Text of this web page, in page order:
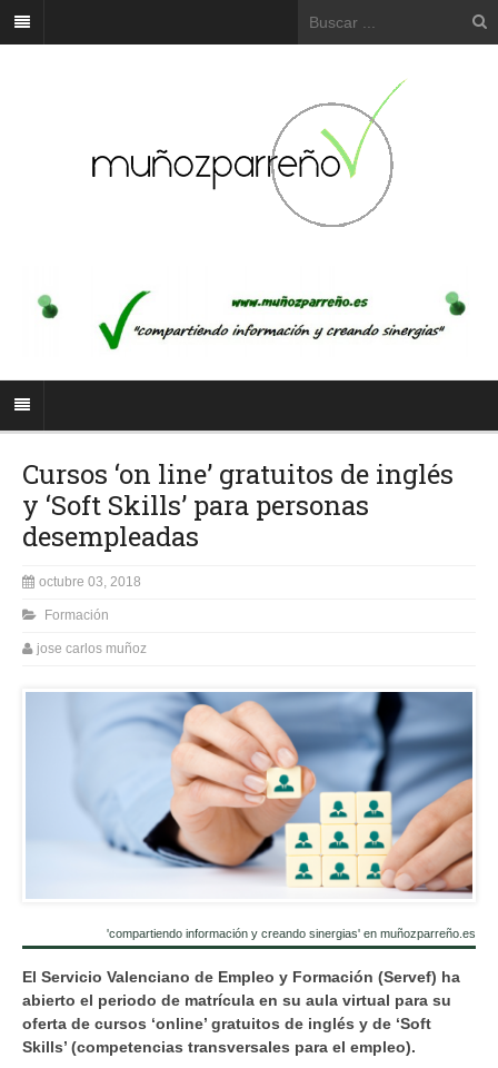
Cursos ‘on line’ gratuitos de inglés
y ‘Soft Skills’ para personas
desempleadas
octubre 03, 2018
Formación
jose carlos muñoz
'compartiendo información y creando sinergias' en muñozparreño.es
El Servicio Valenciano de Empleo y Formación (Servef) ha
abierto el periodo de matrícula en su aula virtual para su
oferta de cursos ‘online’ gratuitos de inglés y de ‘Soft
Skills’ (competencias transversales para el empleo).